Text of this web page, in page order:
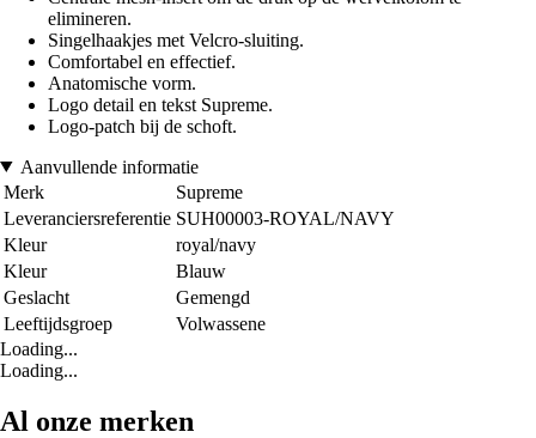
elimineren.
Singelhaakjes met Velcro-sluiting.
Comfortabel en effectief.
Anatomische vorm.
Logo detail en tekst Supreme.
Logo-patch bij de schoft.
Aanvullende informatie
Merk
Supreme
Leveranciersreferentie SUH00003-ROYAL/NAVY
Kleur
royal/navy
Kleur
Blauw
Geslacht
Gemengd
Leeftijdsgroep
Volwassene
Loading...
Loading...
Al onze merken